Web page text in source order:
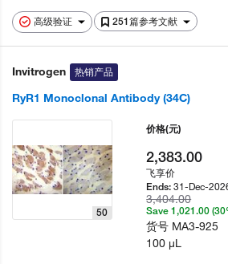
高级验证 251篇参考文献
Invitrogen 热销产品
RyR1 Monoclonal Antibody (34C)
50
价格(元)
2,383.00
飞享价
Ends:31-Dec-
3,404.00
Save 1,021.00
货号 MA3-925
100 µL